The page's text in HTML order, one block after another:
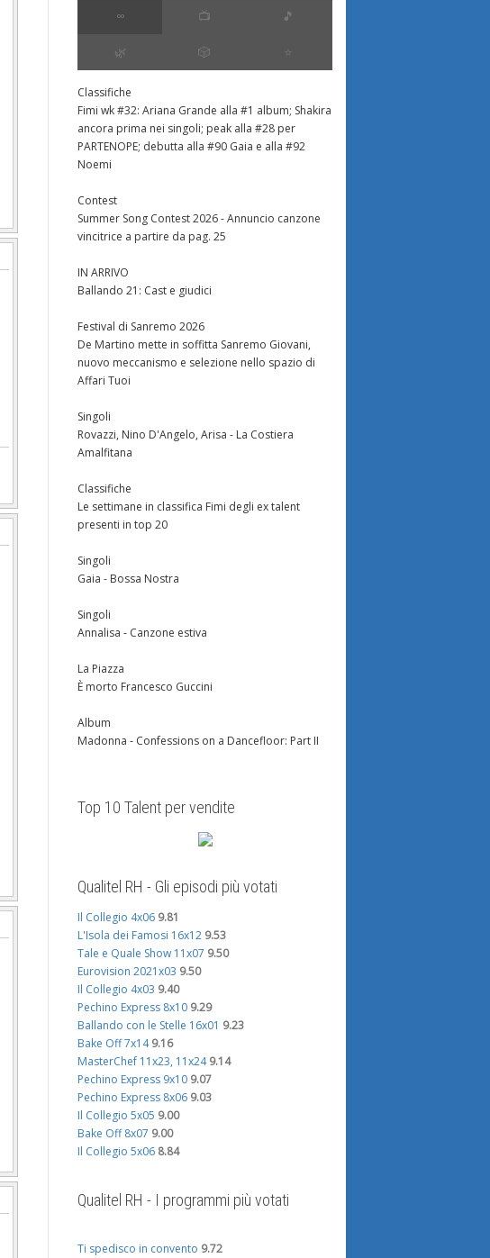
∞ 📺 🎵
🌿 🎲 ⭐️
Classifiche
Fimi wk #32: Ariana Grande alla #1 album; Shakira
ancora prima nei singoli; peak alla #28 per
PARTENOPE; debutta alla #90 Gaia e alla #92
Noemi
Contest
Summer Song Contest 2026 - Annuncio canzone
vincitrice a partire da pag. 25
IN ARRIVO
Ballando 21: Cast e giudici
Festival di Sanremo 2026
De Martino mette in soffitta Sanremo Giovani,
nuovo meccanismo e selezione nello spazio di
Affari Tuoi
Singoli
Rovazzi, Nino D'Angelo, Arisa - La Costiera
Amalfitana
Classifiche
Le settimane in classifica Fimi degli ex talent
presenti in top 20
Singoli
Gaia - Bossa Nostra
Singoli
Annalisa - Canzone estiva
La Piazza
È morto Francesco Guccini
Album
Madonna - Confessions on a Dancefloor: Part II
Top 10 Talent per vendite
Qualitel RH - Gli episodi più votati
Il Collegio 4x06 9.81
L'Isola dei Famosi 16x12 9.53
Tale e Quale Show 11x07 9.50
Eurovision 2021x03 9.50
Il Collegio 4x03 9.40
Pechino Express 8x10 9.29
Ballando con le Stelle 16x01 9.23
Bake Off 7x14 9.16
MasterChef 11x23, 11x24 9.14
Pechino Express 9x10 9.07
Pechino Express 8x06 9.03
Il Collegio 5x05 9.00
Bake Off 8x07 9.00
Il Collegio 5x06 8.84
Qualitel RH - I programmi più votati
Ti spedisco in convento 9.72